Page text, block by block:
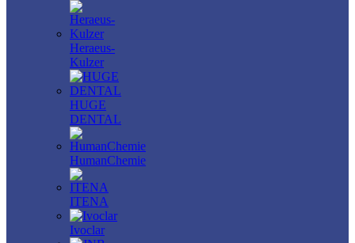
Heraeus-
Kulzer
HUGE
DENTAL
HumanChemie
ITENA
Ivoclar